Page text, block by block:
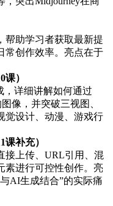
帮助学习者获取最新提
常创作效率。亮点在于
）
，详细讲解如何通过
像，并突破三视图、
觉设计、动漫、游戏行
补充）
接上传、URL引用、混
素进行可控性创作。亮
AI生成结合”的实际痛